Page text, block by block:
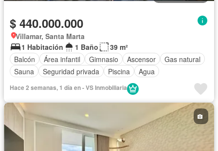
$ 440.000.000
Villamar, Santa Marta
1 Habitación
1 Baño
39 m²
Balcón
Área infantil Gimnasio Ascensor
Gas natural
Sauna
Seguridad privada Piscina Agua
Hace 2 semanas, 1 día en - VS Inmobiliaria